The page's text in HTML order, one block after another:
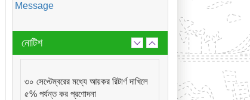
Message
নোটিশ
৩০ সেপ্টেম্বরের মধ্যে আয়কর রিটার্ণ দাখিলে
৫% পর্যন্ত কর প্রণোদনা